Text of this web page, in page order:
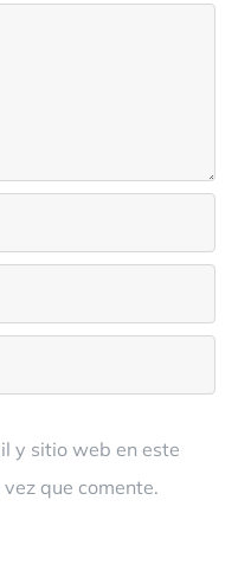
y sitio web en este
que comente.